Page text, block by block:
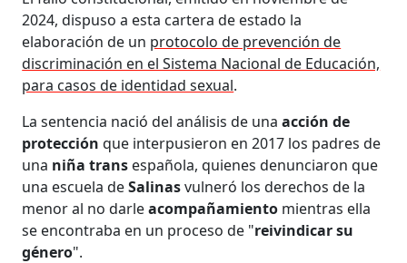
2024, dispuso a esta cartera de estado la
elaboración de un protocolo de prevención de
discriminación en el Sistema Nacional de Educación,
para casos de identidad sexual.
La sentencia nació del análisis de unaacción de
protección que interpusieron en 2017 los padres de
una niña trans española, quienes denunciaron que
una escuela deSalinasvulneró los derechos de la
menor al no darleacompañamiento mientras ella
se encontraba en un proceso de "reivindicar su
género".